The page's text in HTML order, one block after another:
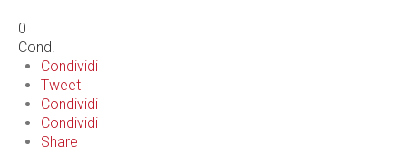
0
Cond.
Condividi
Tweet
Condividi
Condividi
Share